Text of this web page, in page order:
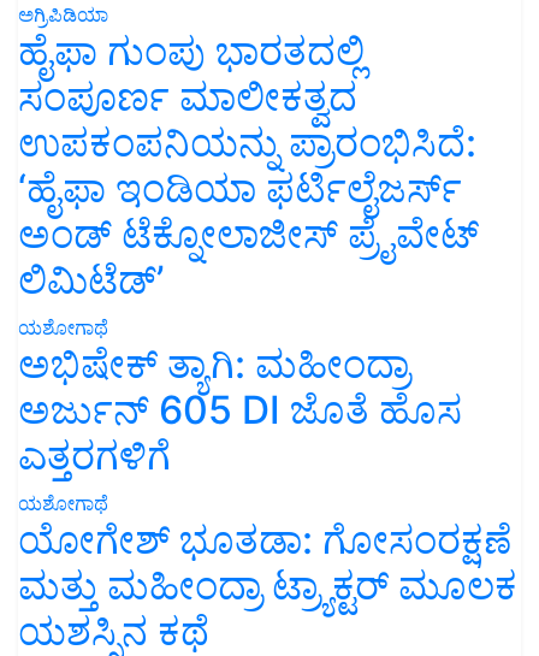
ಅಗ್ರಿಪಿಡಿಯಾ
ಹೈಫಾ ಗುಂಪು ಭಾರತದಲ್ಲಿ
ಸಂಪೂರ್ಣ ಮಾಲೀಕತ್ವದ
ಉಪಕಂಪನಿಯನ್ನು ಪ್ರಾರಂಭಿಸಿದೆ:
‘ಹೈಫಾ ಇಂಡಿಯಾ ಫರ್ಟಿಲೈಜರ್ಸ್
ಅಂಡ್ ಟೆಕ್ನೋಲಾಜೀಸ್ ಪ್ರೈವೇಟ್
ಲಿಮಿಟೆಡ್’
ಯಶೋಗಾಥೆ
ಅಭಿಷೇಕ್ ತ್ಯಾಗಿ: ಮಹೀಂದ್ರಾ
ಅರ್ಜುನ್ 605 DI ಜೊತೆ ಹೊಸ
ಎತ್ತರಗಳಿಗೆ
ಯಶೋಗಾಥೆ
ಯೋಗೇಶ್ ಭೂತಡಾ: ಗೋಸಂರಕ್ಷಣೆ
ಮತ್ತು ಮಹೀಂದ್ರಾ ಟ್ರ್ಯಾಕ್ಟರ್ ಮೂಲಕ
ಯಶಸ್ಸಿನ ಕಥೆ